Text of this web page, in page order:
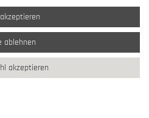
MwSt. undzzgl. Versandkosten
2007-2026 Schmuck Krone / Alle
bycreateyourtemplate
ablehnen
akzeptieren